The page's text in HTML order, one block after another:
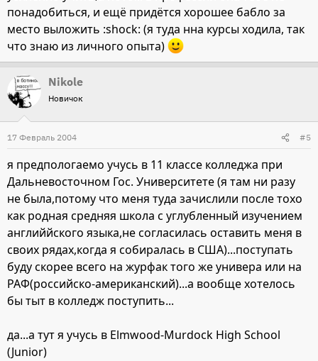
понадобиться, и ещё придётся хорошее бабло за
место выложить :shock: (я туда нна курсы ходила, так
что знаю из личного опыта)
Nikole
Новичок
17 Февраль 2004 #5
я предпологаемо учусь в 11 классе колледжа при
Дальневосточном Гос. Университете (я там ни разу
не была,потому что меня туда зачислили после тохо
как родная средняя школа с углубленный изучением
английйского языка,не согласилась оставить меня в
своих рядах,когда я собиралась в США)...поступать
буду скорее всего на журфак того же универа или на
РАФ(российско-американский)...а вообще хотелось
бы тыт в колледж поступить...
да...а тут я учусь в Elmwood-Murdock High School
(Junior)